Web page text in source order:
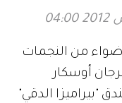
من النجمات
33 من "مهرجان أوسكار
"بيراميزا الدقي"